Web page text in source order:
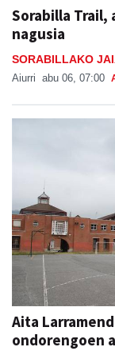
Sorabilla
nagusia
SORABILLAKO
Aiurri abu 06, 07:00
Aita
ondorengoen